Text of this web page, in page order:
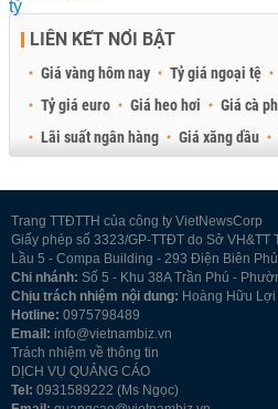
LIÊN KẾT NỔI BẬT
Giá vàng hôm nay Tỷ giá ngoại tệ
Tỷ giá euro
Giá heo hơi Giá cà
Lãi suất ngân hàng
Giá xăng dầu
Trang TTĐTTH của công ty VietNewsCorp
Giấy phép số 3323/GP-TTĐT do Sở VH&TT
Lầu 5 - Compa Building - 293 Điện Biên
Chi nhánh: Số 5 - Khu 38A Trần Phú -
Chịu trách nhiệm nội dung: Hoàng Hữu Lợi
Hotline: 0975798489
Email: info@vietnambiz.vn
Trách nhiệm về thông tin
DỊCH VỤ QUẢNG CÁO
Tel: 0931589222 (Ms Ngọc)